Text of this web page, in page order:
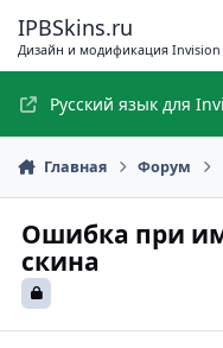
IPBSkins.ru
Дизайн и модификация
Русский язык для
Главная Форум
Ошибка при
скина